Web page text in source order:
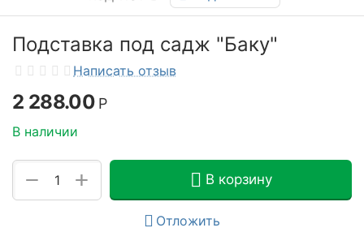
Подставка под садж "Баку"
Написать отзыв
2 288.00 Р
В наличии
+
− В корзину
Отложить